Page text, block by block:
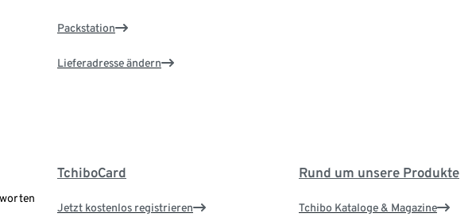
Packstation
Lieferadresse ändern
TchiboCard
Jetzt kostenlos registrieren
Rund um unsere Produkte
Tchibo Kataloge & Magazine